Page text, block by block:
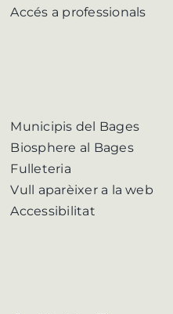
Accés a professionals
Municipis del Bages
Biosphere al Bages
Fulleteria
Vull aparèixer a la web
Accessibilitat